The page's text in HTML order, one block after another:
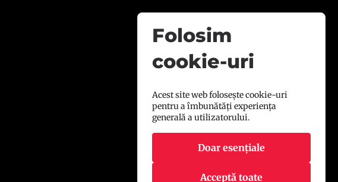
Folosim
cookie-uri
Acest site web folosește cookie-uri
pentru a îmbunătăți experiența
generală a utilizatorului.
Doar esențiale
Acceptă toate